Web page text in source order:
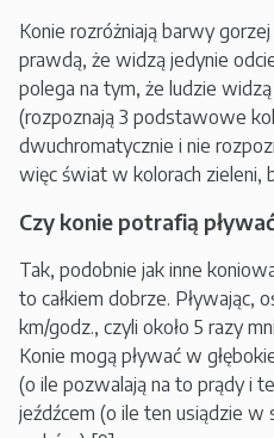
Konie rozróżniają barwy
prawdą, że widzą jedynie
polega na tym, że ludzie
(rozpoznają 3 podstawowe
dwuchromatycznie i nie
więc świat w kolorach zieleni,
Czy konie potrafią
Tak, podobnie jak inne
to całkiem dobrze. Pływając,
km/godz., czyli około 5 razy
Konie mogą pływać w
(o ile pozwalają na to prądy i
jeźdźcem (o ile ten usiądzie w